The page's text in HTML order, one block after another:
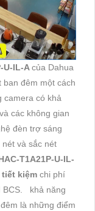
U-IL-Acủa Dahua
ban đêm một cách
camera có khả
các không gian
đèn trợ sáng
và sắc nét
T1A21P-U-IL-
kiệm chi phí
BCS. khả năng
là những điểm